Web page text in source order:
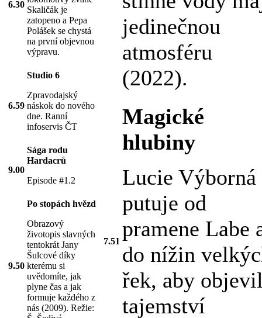
6.30
Skaličák je
zatopeno a Pepa
Polášek se chystá
na první objevnou
výpravu.
6.59
Studio 6
Zpravodajský
náskok do nového
dne. Ranní
infoservis ČT
9.00
Sága rodu
Hardacrů
Episode #1.2
9.50
Po stopách hvězd
Obrazový
životopis slavných
tentokrát Jany
Šulcové díky
kterému si
uvědomíte, jak
plyne čas a jak
formuje každého z
nás (2009). Režie:
jedinečnou
atmosféru
(2022).
7.51
Magické
hlubiny
Lucie Výborná
putuje od
pramene Labe
do nížin
řek, aby
tajemství